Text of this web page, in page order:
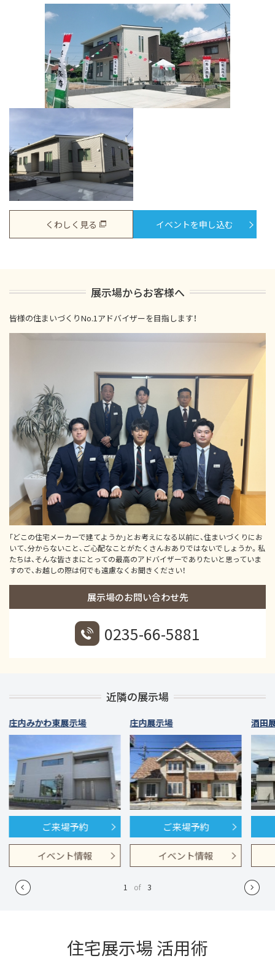
くわしく見る イベントを申し込む
展示場からお客様へ
皆様の住まいづくりNo.1アドバイザーを目指します！
｢どこの住宅メーカーで建てようか｣とお考えになる以前に、住まいづくりにお
いて、分からないこと、ご心配なことがたくさんおありではないでしょうか。私
たちは、そんな皆さまにとっての最高のアドバイザーでありたいと思っていま
すので、お越しの際は何でも遠慮なくお聞きください！
展示場のお問い合わせ先
0235-66-5881
近隣の展示場
庄内みかわ東展示場
ご来場予約
イベント情報
庄内展示場
ご来場予約
イベント情報
酒田
1 of 3
住宅展示場 活用術